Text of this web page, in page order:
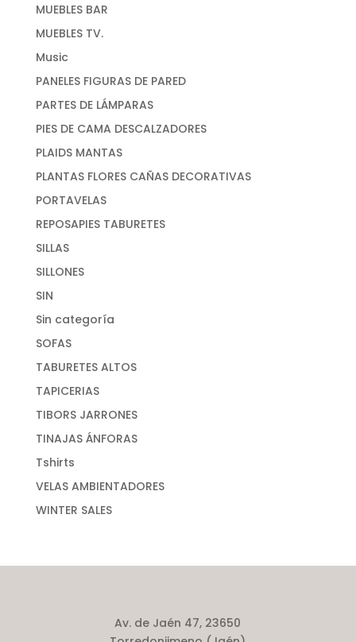
MUEBLES BAR
MUEBLES TV.
Music
PANELES FIGURAS DE PARED
PARTES DE LÁMPARAS
PIES DE CAMA DESCALZADORES
PLAIDS MANTAS
PLANTAS FLORES CAÑAS DECORATIVAS
PORTAVELAS
REPOSAPIES TABURETES
SILLAS
SILLONES
SIN
Sin categoría
SOFAS
TABURETES ALTOS
TAPICERIAS
TIBORS JARRONES
TINAJAS ÁNFORAS
Tshirts
VELAS AMBIENTADORES
WINTER SALES
Av. de Jaén 47, 23650